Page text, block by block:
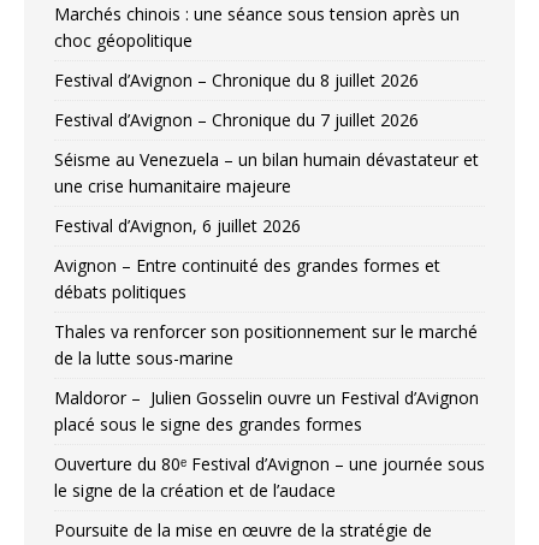
Marchés chinois : une séance sous tension après un
choc géopolitique
Festival d’Avignon – Chronique du 8 juillet 2026
Festival d’Avignon – Chronique du 7 juillet 2026
Séisme au Venezuela – un bilan humain dévastateur et
une crise humanitaire majeure
Festival d’Avignon, 6 juillet 2026
Avignon – Entre continuité des grandes formes et
débats politiques
Thales va renforcer son positionnement sur le marché
de la lutte sous-marine
Maldoror – Julien Gosselin ouvre un Festival d’Avignon
placé sous le signe des grandes formes
Ouverture du 80ᵉ Festival d’Avignon – une journée sous
le signe de la création et de l’audace
Poursuite de la mise en œuvre de la stratégie de